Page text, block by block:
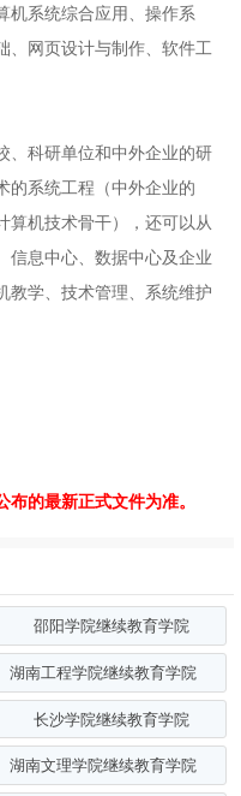
机系统综合应用、操作系
、网页设计与制作、软件工
、科研单位和中外企业的研
的系统工程（中外企业的
算机技术骨干），还可以从
信息中心、数据中心及企业
教学、技术管理、系统维护
的最新正式文件为准。
邵阳学院继续教育学院
湖南工程学院继续教育学院
长沙学院继续教育学院
湖南文理学院继续教育学院